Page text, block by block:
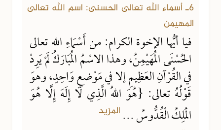
6ـ أسماء الله تعالى الحسنى: اسم الله تعالى
المهيمن
فيا أيُّها الإخوة الكرام: من أَسْمَاءِ اللهِ تعالى
الحُسْنَى المُهَيْمِنُ، وهذا الاسْمُ المُبَارَكُ لَمْ يَرِدْ
في القُرْآنِ العَظِيمِ إلا في مَوْضعٍ وَاحِدٍ، وهوَ
قَوْلُهُ تعالى: {هُوَ اللهُ الَّذِي لَا إِلَهَ إِلَّا هُوَ
الْمَلِكُ الْقُدُّوسُ ... المزيد